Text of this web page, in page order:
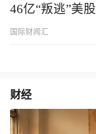
46亿“叛逃”美股
国际财闻汇
财经